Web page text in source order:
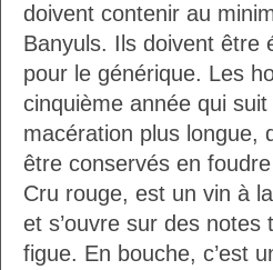
doivent contenir au
Banyuls. Ils doivent être
pour le générique. Les
cinquième année qui
macération plus longue,
être conservés en
Cru rouge, est un vin à
et s’ouvre sur des
figue. En bouche, c’est